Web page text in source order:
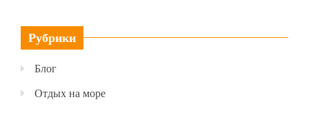
Рубрики
Блог
Отдых на море